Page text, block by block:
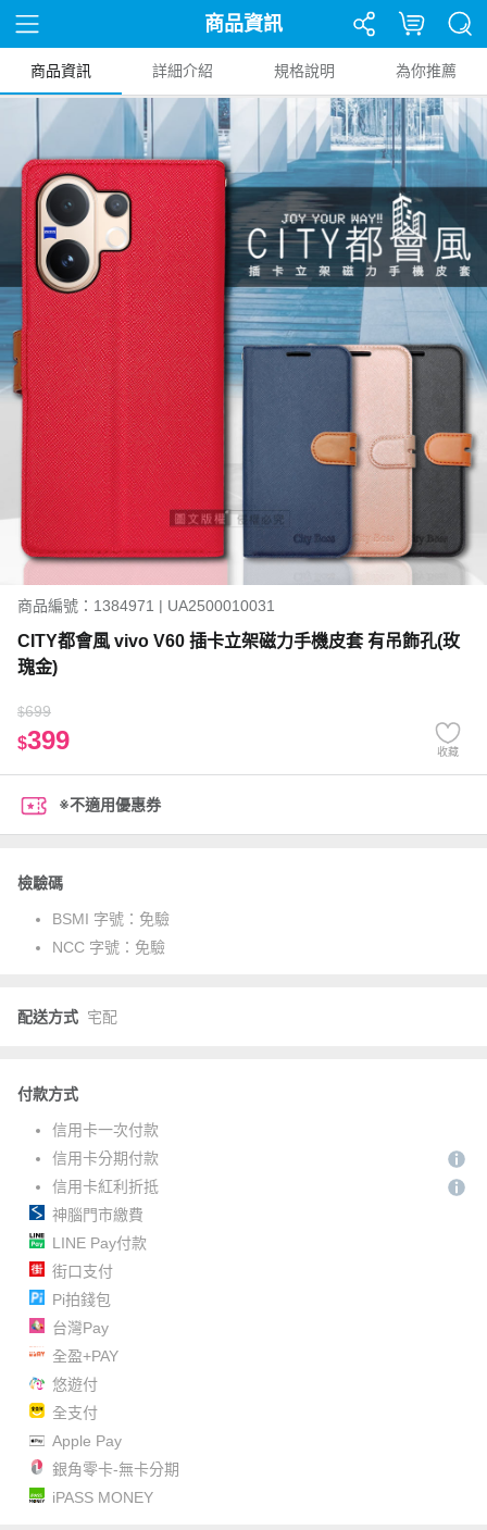
商品資訊
商品資訊 詳細介紹 規格說明 為你推薦
商品編號：1384971 | UA2500010031
CITY都會風 vivo V60 插卡立架磁力手機皮套 有吊飾孔(玫
瑰金)
$699
$399 收藏
※不適用優惠券
檢驗碼
BSMI 字號： 免驗
NCC 字號： 免驗
配送方式 宅配
付款方式
信用卡一次付款
信用卡分期付款
信用卡紅利折抵
神腦門市繳費
LINE Pay付款
街口支付
Pi拍錢包
台灣Pay
全盈+PAY
悠遊付
全支付
Apple Pay
銀角零卡-無卡分期
iPASS MONEY